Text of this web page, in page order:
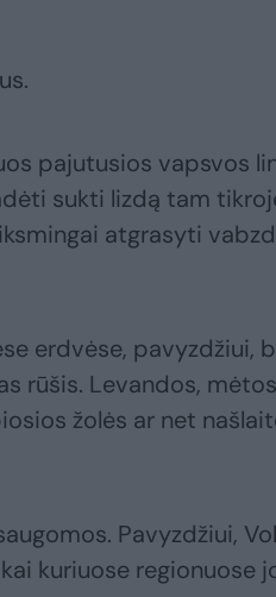
pajutusios vapsvos
sukti lizdą tam
atgrasyti
erdvėse, pavyzdžiui,
rūšis. Levandos,
žolės ar net
Pavyzdžiui,
kuriuose regionuose